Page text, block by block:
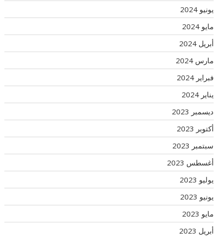
يونيو 2024
مايو 2024
أبريل 2024
مارس 2024
فبراير 2024
يناير 2024
ديسمبر 2023
أكتوبر 2023
سبتمبر 2023
أغسطس 2023
يوليو 2023
يونيو 2023
مايو 2023
أبريل 2023